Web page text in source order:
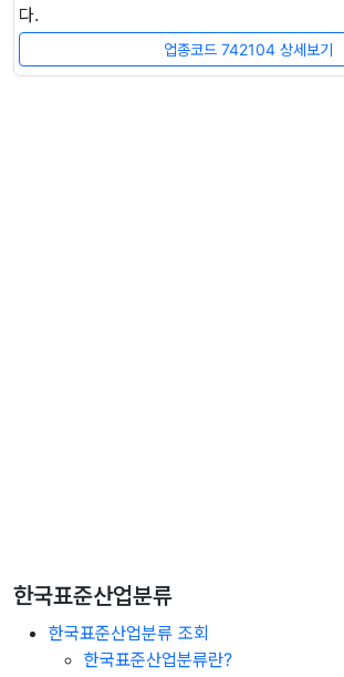
다.
업종코드 742104 상세보기
한국표준산업분류
한국표준산업분류 조회
한국표준산업분류란?